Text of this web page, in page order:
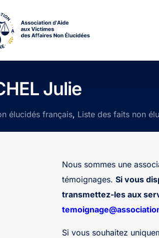
Julie
élucidés français, Liste des faits non
Nous sommes une
témoignages. Si vous
transmettez-les aux
Si vous souhaitez